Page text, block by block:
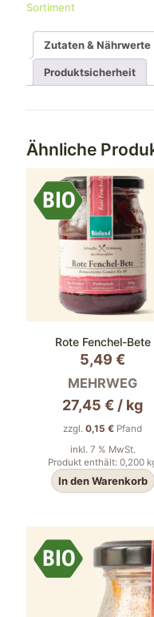
Sortiment
Zutaten & Nährwerte
Produktsicherheit
Ähnliche
Rote Fenchel-Bete
5,49 €
MEHRWEG
27,45 € / kg
zzgl. 0,15 € Pfand
inkl. 7 % MwSt.
Produkt enthält: 0,200
In den Warenkorb